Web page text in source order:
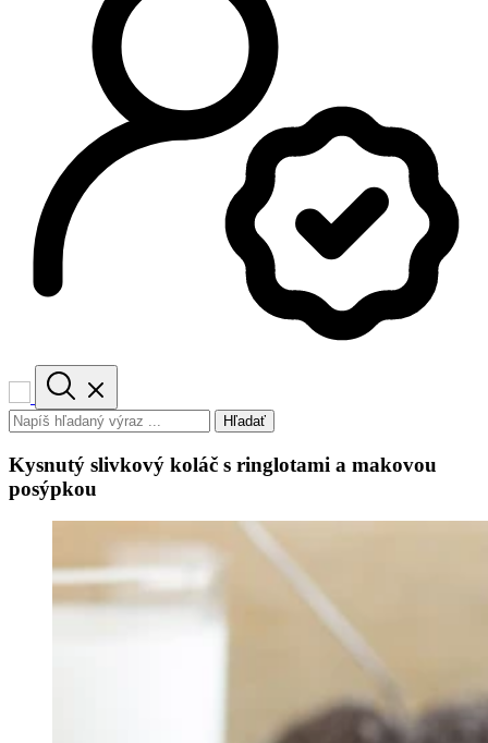
Hľadať
Kysnutý slivkový koláč s ringlotami a makovou
posýpkou